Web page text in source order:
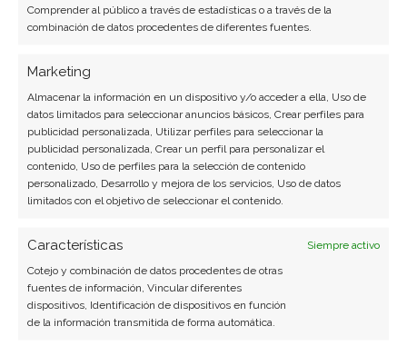
Comprender al público a través de estadísticas o a través de la
combinación de datos procedentes de diferentes fuentes.
Marketing
Almacenar la información en un dispositivo y/o acceder a ella, Uso de
datos limitados para seleccionar anuncios básicos, Crear perfiles para
publicidad personalizada, Utilizar perfiles para seleccionar la
publicidad personalizada, Crear un perfil para personalizar el
contenido, Uso de perfiles para la selección de contenido
personalizado, Desarrollo y mejora de los servicios, Uso de datos
limitados con el objetivo de seleccionar el contenido.
Características
Siempre activo
Cotejo y combinación de datos procedentes de otras
fuentes de información, Vincular diferentes
dispositivos, Identificación de dispositivos en función
de la información transmitida de forma automática.
Facebook
Copiar enlace
SOBRE EL AUTOR
Javier Martínez González
Ingeniero de software convertido en escritor